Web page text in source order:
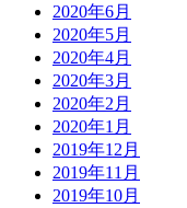
2020年6月
2020年5月
2020年4月
2020年3月
2020年2月
2020年1月
2019年12月
2019年11月
2019年10月